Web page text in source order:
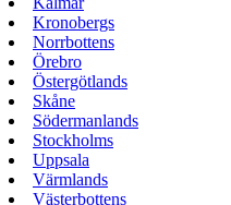
Kronobergs
Norrbottens
Örebro
Östergötlands
Skåne
Södermanlands
Stockholms
Uppsala
Värmlands
Västerbottens